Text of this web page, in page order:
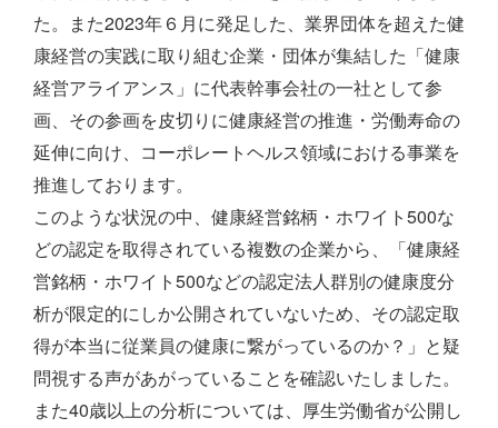
た。また2023年６月に発足した、業界団体を超えた健
康経営の実践に取り組む企業・団体が集結した「健康
経営アライアンス」に代表幹事会社の一社として参
画、その参画を皮切りに健康経営の推進・労働寿命の
延伸に向け、コーポレートヘルス領域における事業を
推進しております。
このような状況の中、健康経営銘柄・ホワイト500な
どの認定を取得されている複数の企業から、「健康経
営銘柄・ホワイト500などの認定法人群別の健康度分
析が限定的にしか公開されていないため、その認定取
得が本当に従業員の健康に繋がっているのか？」と疑
問視する声があがっていることを確認いたしました。
また40歳以上の分析については、厚生労働省が公開し